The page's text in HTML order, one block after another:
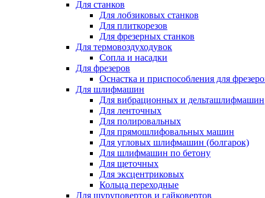
Для станков
Для лобзиковых станков
Для плиткорезов
Для фрезерных станков
Для термовоздуходувок
Сопла и насадки
Для фрезеров
Оснастка и приспособления для
Для шлифмашин
Для вибрационных и дельташлифмашин
Для ленточных
Для полировальных
Для прямошлифовальных машин
Для угловых шлифмашин (болгарок)
Для шлифмашин по бетону
Для щеточных
Для эксцентриковых
Кольца переходные
Для шуруповертов и гайковертов